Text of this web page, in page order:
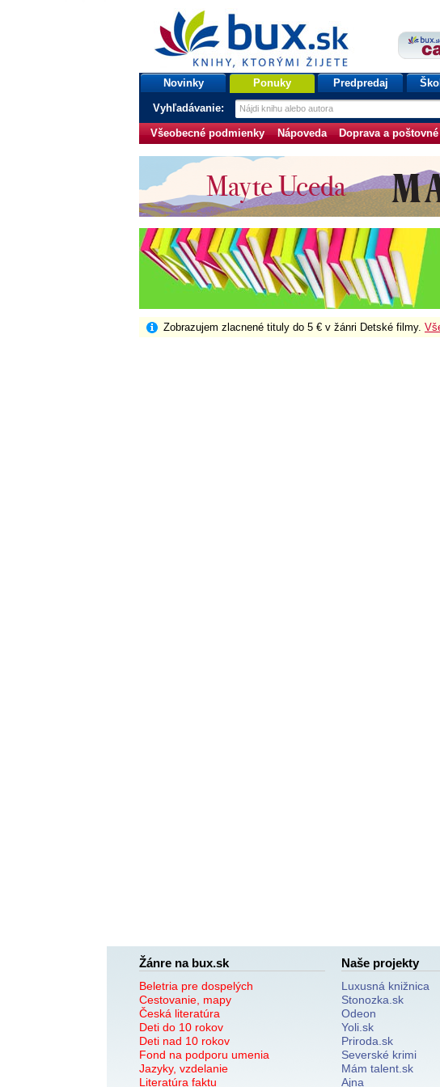
bux.sk
knihy, ktorými žijete
Úvodná stránka
Novinky Ponuky Predpredaj
Vyhľadávanie:
Všeobecné podmienky Nápoveda Doprava a poštovné
Zobrazujem zlacnené tituly do 5 € v žánri Detské filmy.
Žánre na bux.sk
Beletria pre dospelých
Cestovanie, mapy
Česká literatúra
Deti do 10 rokov
Deti nad 10 rokov
Fond na podporu umenia
Jazyky, vzdelanie
Literatúra faktu
Naše projekty
Luxusná knižnica
Stonozka.sk
Odeon
Yoli.sk
Priroda.sk
Severské krimi
Mám talent.sk
Ajna